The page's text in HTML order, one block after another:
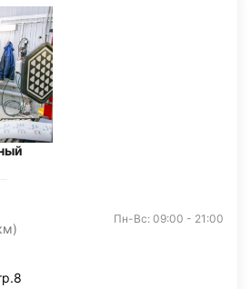
Пн-Вс: 09:00 - 21:00